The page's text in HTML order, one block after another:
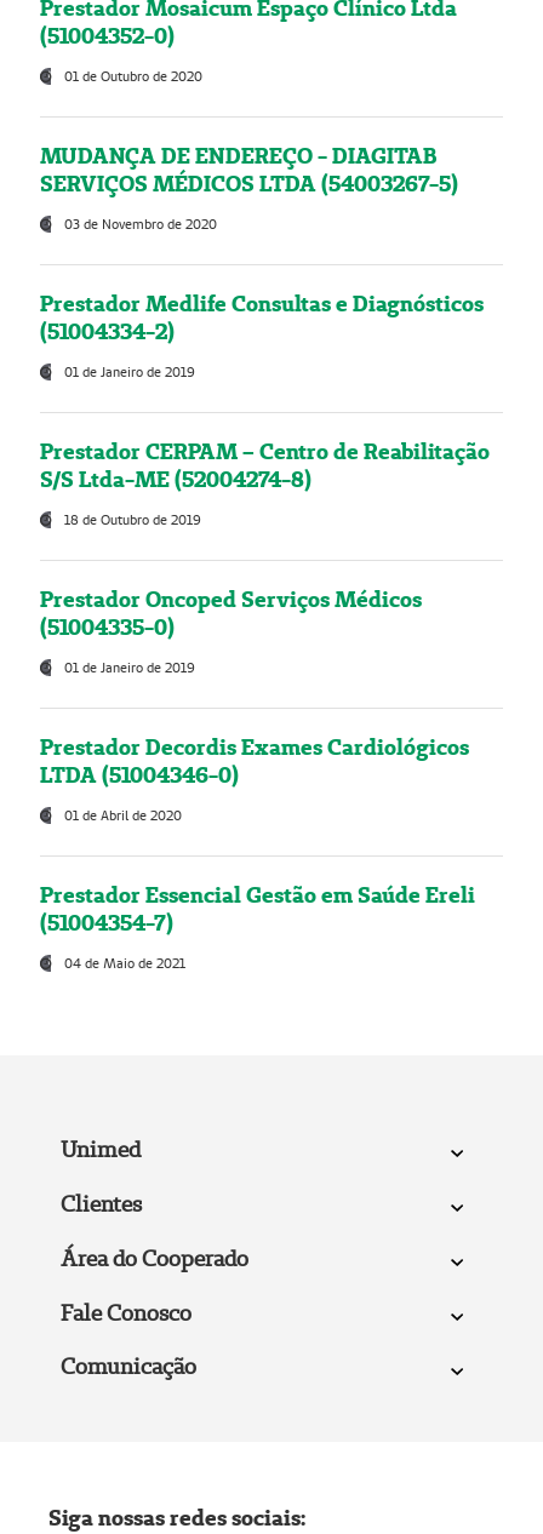
Prestador Mosaicum Espaço Clínico Ltda
(51004352-0)
01 de Outubro de 2020
MUDANÇA DE ENDEREÇO - DIAGITAB
SERVIÇOS MÉDICOS LTDA (54003267-5)
03 de Novembro de 2020
Prestador Medlife Consultas e Diagnósticos
(51004334-2)
01 de Janeiro de 2019
Prestador CERPAM – Centro de Reabilitação
S/S Ltda-ME (52004274-8)
18 de Outubro de 2019
Prestador Oncoped Serviços Médicos
(51004335-0)
01 de Janeiro de 2019
Prestador Decordis Exames Cardiológicos
LTDA (51004346-0)
01 de Abril de 2020
Prestador Essencial Gestão em Saúde Ereli
(51004354-7)
04 de Maio de 2021
Unimed
Clientes
Área do Cooperado
Fale Conosco
Comunicação
Siga nossas redes sociais: